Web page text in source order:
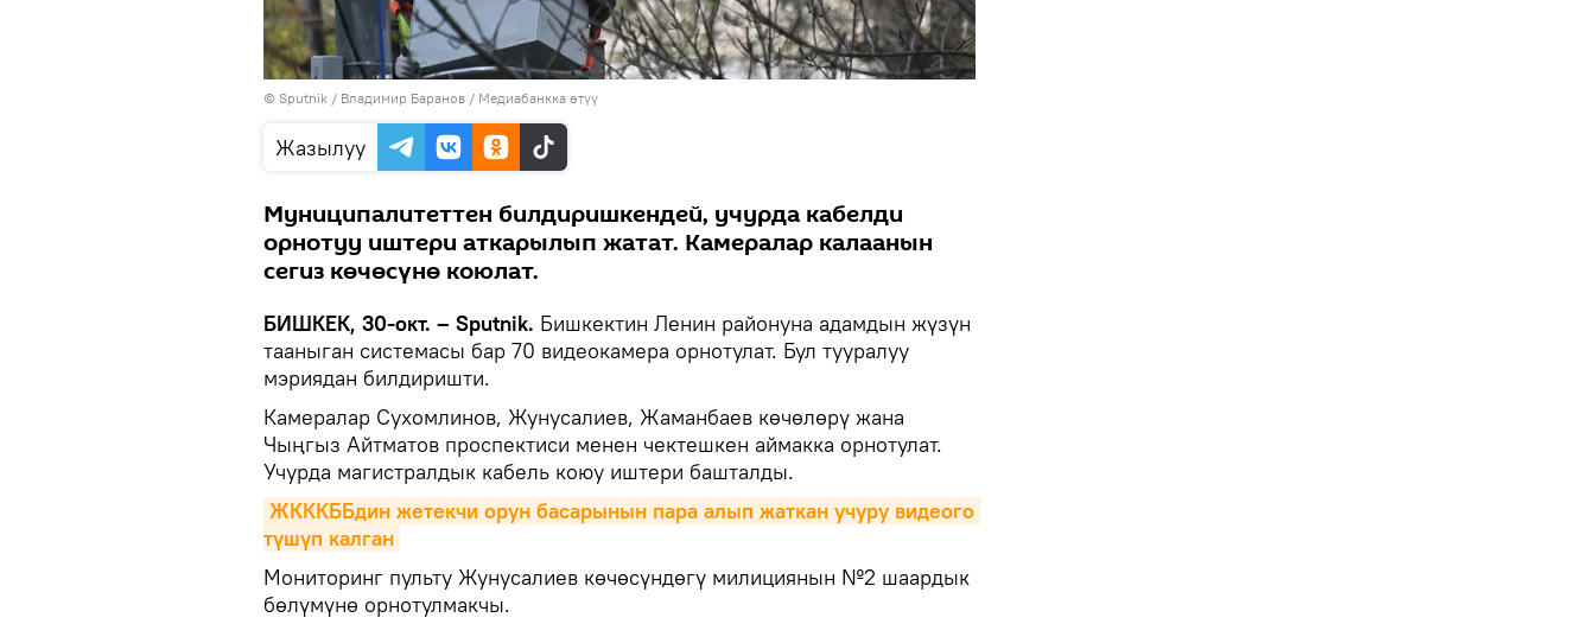
© Sputnik / Владимир Баранов / Медиабанкка өтүү
Жазылуу
Муниципалитеттен билдиришкендей, учурда кабелди
орнотуу иштери аткарылып жатат. Камералар калаанын
сегиз көчөсүнө коюлат.
БИШКЕК, 30-окт. – Sputnik. Бишкектин Ленин районуна адамдын жүзүн
тааныган системасы бар 70 видеокамера орнотулат. Бул тууралуу
мэриядан билдиришти.
Камералар Сухомлинов, Жунусалиев, Жаманбаев көчөлөрү жана
Чыңгыз Айтматов проспектиси менен чектешкен аймакка орнотулат.
Учурда магистралдык кабель коюу иштери башталды.
ЖКККББдин жетекчи орун басарынын пара алып жаткан учуру видеого
түшүп калган
Мониторинг пульту Жунусалиев көчөсүндөгү милициянын №2 шаардык
бөлүмүнө орнотулмакчы.